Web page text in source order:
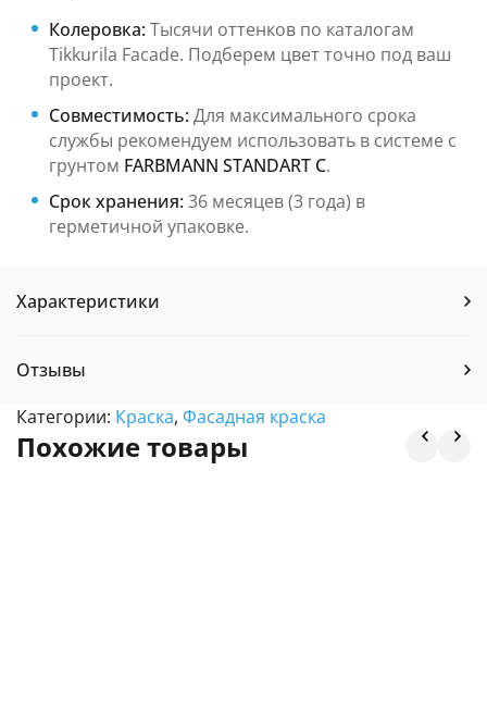
Колеровка:Тысячи оттенков по каталогам
Tikkurila Facade. Подберем цвет точно под ваш
проект.
Совместимость:Для максимального срока
службы рекомендуем использовать в системе с
грунтом FARBMANN STANDART C.
Срок хранения:36 месяцев (3 года) в
герметичной упаковке.
Характеристики
Отзывы
Категории: Краска, Фасадная краска
Похожие товары